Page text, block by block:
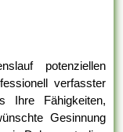
potenziellen
verfasster
Ihre Fähigkeiten,
Gesinnung